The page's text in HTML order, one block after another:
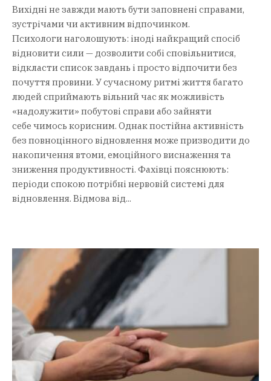
Вихідні не завжди мають бути заповнені справами,
зустрічами чи активним відпочинком.
Психологи наголошують: іноді найкращий спосіб
відновити сили — дозволити собі сповільнитися,
відкласти список завдань і просто відпочити без
почуття провини. У сучасному ритмі життя багато
людей сприймають вільний час як можливість
«надолужити» побутові справи або зайняти
себе чимось корисним. Однак постійна активність
без повноцінного відновлення може призводити до
накопичення втоми, емоційного виснаження та
зниження продуктивності. Фахівці пояснюють:
періоди спокою потрібні нервовій системі для
відновлення. Відмова від...